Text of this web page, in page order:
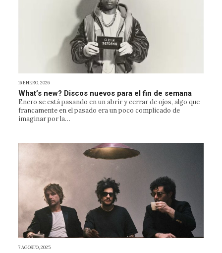
16 ENERO, 2026
What’s new? Discos nuevos para el fin de semana
Enero se está pasando en un abrir y cerrar de ojos, algo que
francamente en el pasado era un poco complicado de
imaginar por la…
7 AGOSTO, 2025